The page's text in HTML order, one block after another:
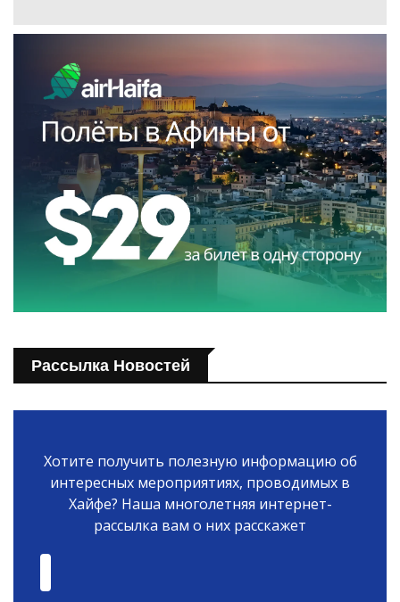
Рассылка Новостей
Хотите получить полезную информацию об
интересных мероприятиях, проводимых в
Хайфе? Наша многолетняя интернет-
рассылка вам о них расскажет